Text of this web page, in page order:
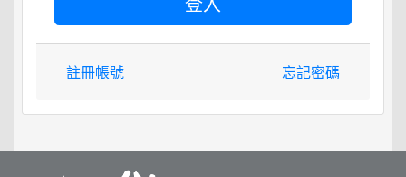
註冊帳號 忘記密碼